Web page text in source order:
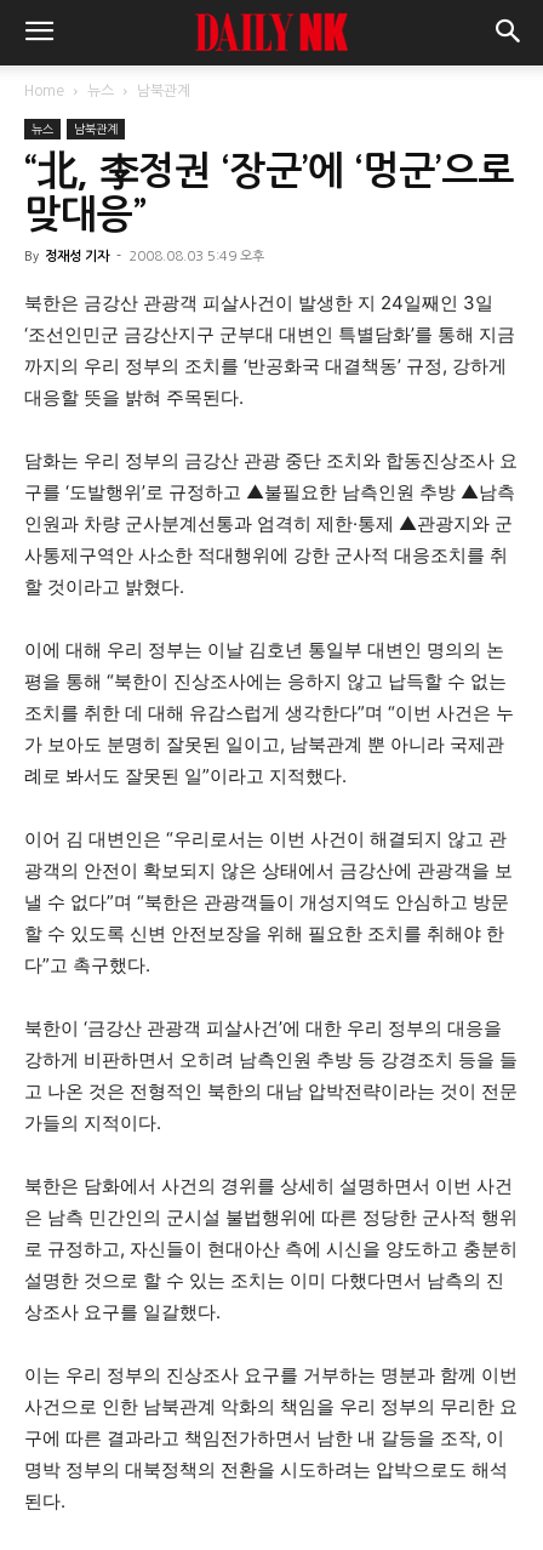
Home 뉴스 남북관계
뉴스 남북관계
“北, 李정권 ‘장군’에 ‘멍군’으로
맞대응”
By 정재성 기자 - 2008.08.03 5:49 오후
북한은 금강산 관광객 피살사건이 발생한 지 24일째인 3일
‘조선인민군 금강산지구 군부대 대변인 특별담화’를 통해 지금
까지의 우리 정부의 조치를 ‘반공화국 대결책동’ 규정, 강하게
대응할 뜻을 밝혀 주목된다.
담화는 우리 정부의 금강산 관광 중단 조치와 합동진상조사 요
구를 ‘도발행위’로 규정하고 ▲불필요한 남측인원 추방 ▲남측
인원과 차량 군사분계선통과 엄격히 제한·통제 ▲관광지와 군
사통제구역안 사소한 적대행위에 강한 군사적 대응조치를 취
할 것이라고 밝혔다.
이에 대해 우리 정부는 이날 김호년 통일부 대변인 명의의 논
평을 통해 “북한이 진상조사에는 응하지 않고 납득할 수 없는
조치를 취한 데 대해 유감스럽게 생각한다”며 “이번 사건은 누
가 보아도 분명히 잘못된 일이고, 남북관계 뿐 아니라 국제관
례로 봐서도 잘못된 일”이라고 지적했다.
이어 김 대변인은 “우리로서는 이번 사건이 해결되지 않고 관
광객의 안전이 확보되지 않은 상태에서 금강산에 관광객을 보
낼 수 없다”며 “북한은 관광객들이 개성지역도 안심하고 방문
할 수 있도록 신변 안전보장을 위해 필요한 조치를 취해야 한
다”고 촉구했다.
북한이 ‘금강산 관광객 피살사건’에 대한 우리 정부의 대응을
강하게 비판하면서 오히려 남측인원 추방 등 강경조치 등을 들
고 나온 것은 전형적인 북한의 대남 압박전략이라는 것이 전문
가들의 지적이다.
북한은 담화에서 사건의 경위를 상세히 설명하면서 이번 사건
은 남측 민간인의 군시설 불법행위에 따른 정당한 군사적 행위
로 규정하고, 자신들이 현대아산 측에 시신을 양도하고 충분히
설명한 것으로 할 수 있는 조치는 이미 다했다면서 남측의 진
상조사 요구를 일갈했다.
이는 우리 정부의 진상조사 요구를 거부하는 명분과 함께 이번
사건으로 인한 남북관계 악화의 책임을 우리 정부의 무리한 요
구에 따른 결과라고 책임전가하면서 남한 내 갈등을 조작, 이
명박 정부의 대북정책의 전환을 시도하려는 압박으로도 해석
된다.